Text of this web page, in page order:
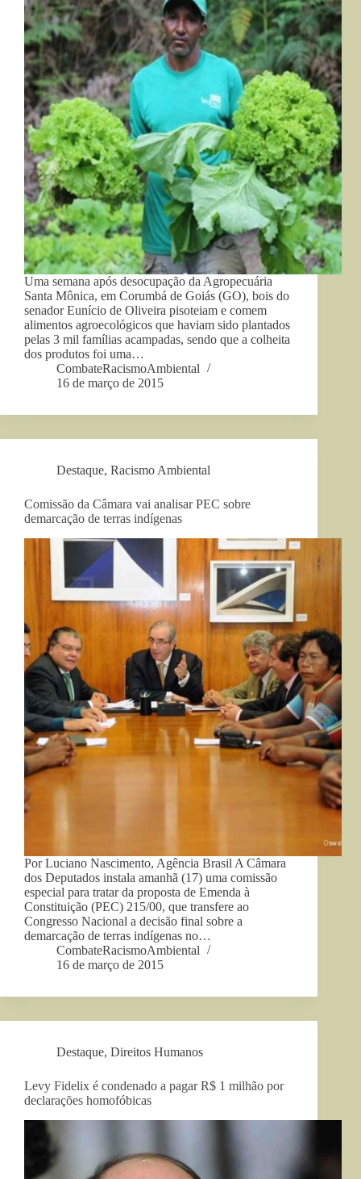
Uma semana após desocupação da Agropecuária
Santa Mônica, em Corumbá de Goiás (GO), bois do
senador Eunício de Oliveira pisoteiam e comem
alimentos agroecológicos que haviam sido plantados
pelas 3 mil famílias acampadas, sendo que a colheita
dos produtos foi uma…
CombateRacismoAmbiental
16 de março de 2015
Destaque, Racismo Ambiental
Comissão da Câmara vai analisar PEC sobre
demarcação de terras indígenas
Por Luciano Nascimento, Agência Brasil A Câmara
dos Deputados instala amanhã (17) uma comissão
especial para tratar da proposta de Emenda à
Constituição (PEC) 215/00, que transfere ao
Congresso Nacional a decisão final sobre a
demarcação de terras indígenas no…
CombateRacismoAmbiental
16 de março de 2015
Destaque, Direitos Humanos
Levy Fidelix é condenado a pagar R$ 1 milhão por
declarações homofóbicas